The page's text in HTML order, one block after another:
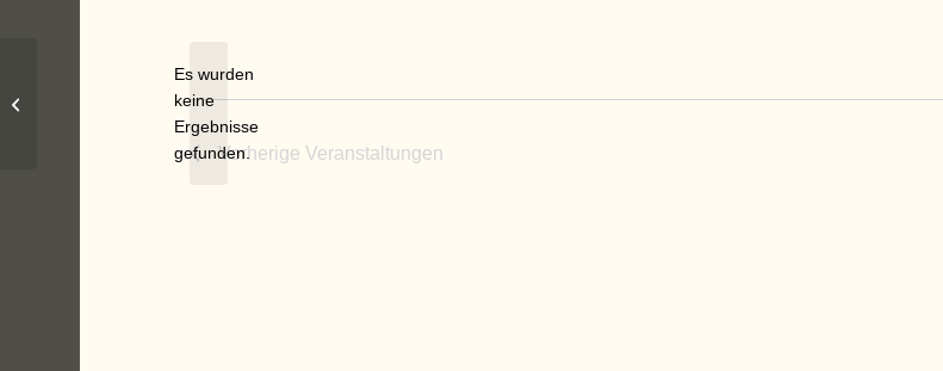
Hinweis
Es wurden
keine
Ergebnisse
gefunden.VorherigeVeranstaltungen
Parkplatz am Wertachstadion